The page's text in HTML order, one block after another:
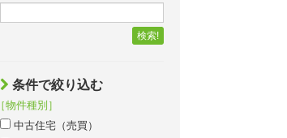
検索!
条件で絞り込む
［物件種別］
中古住宅（売買）